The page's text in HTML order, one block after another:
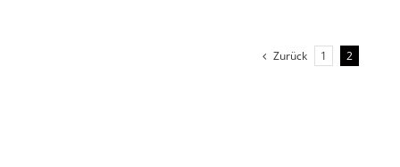
Zurück 1 2